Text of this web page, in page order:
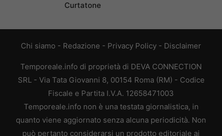
Curtatone
Chi siamo - Redazione - Privacy Policy - Disclaimer
Temporeale.info di proprietà di DEVA CONNECTION
SRL - Via Tata Giovanni 8, 00154 Roma (RM) - Codice
Fiscale e Partita I.V.A. 12658471003
Temporeale.info non è una testata giornalistica, in
quanto viene aggiornato senza alcuna periodicità. Non
può pertanto considerarsi un prodotto editoriale ai